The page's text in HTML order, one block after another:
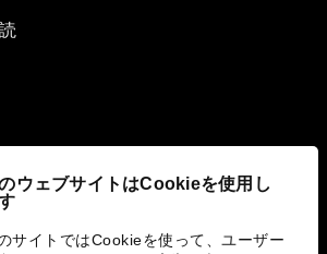
ウェブサイトはCookieを使用し
サイトではCookieを使って、ユーザー
の取り組み